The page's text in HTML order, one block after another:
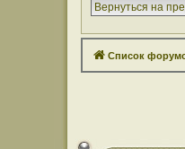
Вернуться на
Список